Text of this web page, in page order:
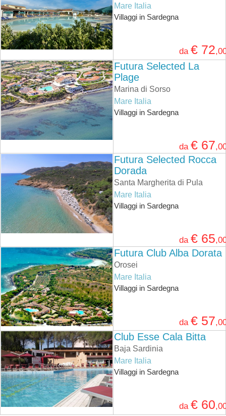
Mare Italia
Villaggi in Sardegna
da€ 72
Futura Selected La
Plage
Marina di Sorso
Mare Italia
Villaggi in Sardegna
da€ 67
Futura Selected Rocca
Dorada
Santa Margherita di Pula
Mare Italia
Villaggi in Sardegna
da€ 65
Futura Club Alba Dorata
Orosei
Mare Italia
Villaggi in Sardegna
da€ 57
Club Esse Cala Bitta
Baja Sardinia
Mare Italia
Villaggi in Sardegna
da€ 60